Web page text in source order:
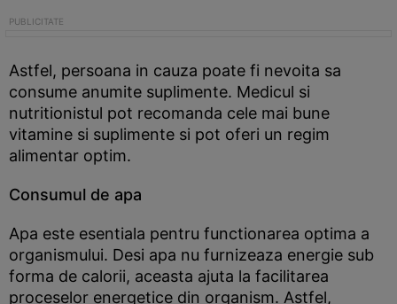
Astfel, persoana in cauza poate fi nevoita sa
consume anumite suplimente. Medicul si
nutritionistul pot recomanda cele mai bune
vitamine si suplimente si pot oferi un regim
alimentar optim.
Consumul de apa
Apa este esentiala pentru functionarea optima a
organismului. Desi apa nu furnizeaza energie sub
forma de calorii, aceasta ajuta la facilitarea
proceselor energetice din organism. Astfel,